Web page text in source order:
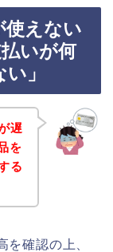
使えない
いが何
」
遅
を
る
を確認の上、